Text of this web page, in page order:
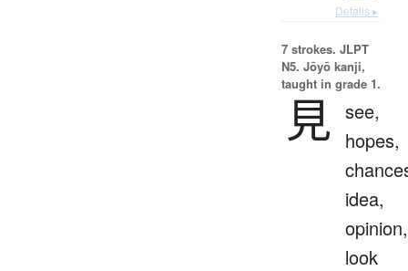
Details ▸
7 strokes. JLPT
N5. Jōyō kanji,
taught in grade 1.
見 see,
hopes,
idea,
opinion,
look